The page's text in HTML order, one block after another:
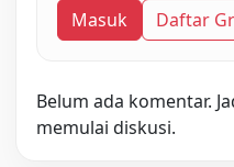
Masuk
Daftar
Belum ada komentar.
memulai diskusi.